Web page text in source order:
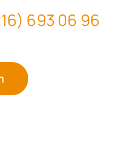
693 06 96